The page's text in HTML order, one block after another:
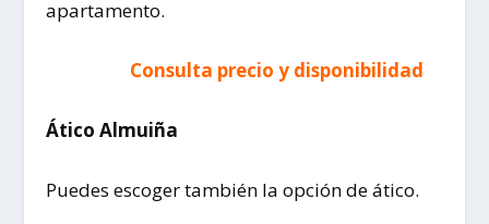
apartamento.
Consulta precio y disponibilidad
Ático Almuiña
Puedes escoger también la opción de ático.